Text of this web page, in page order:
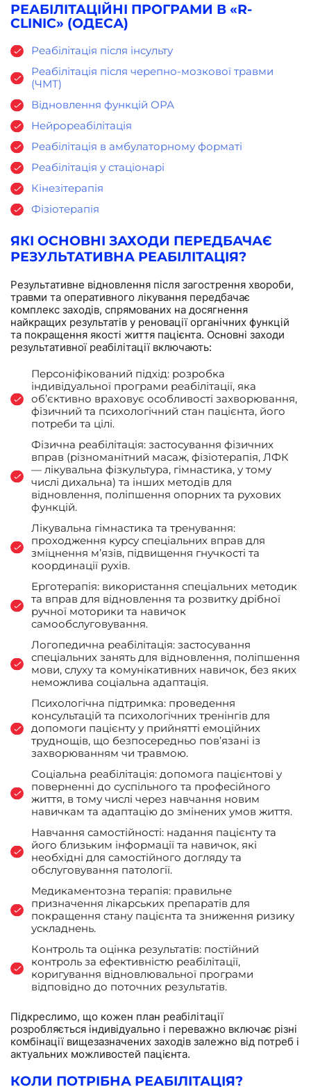
РЕАБІЛІТАЦІЙНІ ПРОГРАМИ В «R-
CLINIC» (ОДЕСА)
Реабілітація після інсульту
Реабілітація після черепно-мозкової травми
(ЧМТ)
Відновлення функцій ОРА
Нейрореабілітація
Реабілітація в амбулаторному форматі
Реабілітація у стаціонарі
Кінезітерапія
Фізіотерапія
ЯКІ ОСНОВНІ ЗАХОДИ ПЕРЕДБАЧАЄ
РЕЗУЛЬТАТИВНА РЕАБІЛІТАЦІЯ?
Результативне відновлення після загострення хвороби,
травми та оперативного лікування передбачає
комплекс заходів, спрямованих на досягнення
найкращих результатів у реновації органічних функцій
та покращення якості життя пацієнта. Основні заходи
результативної реабілітації включають:
Персоніфікований підхід: розробка
індивідуальної програми реабілітації, яка
об’єктивно враховує особливості захворювання,
фізичний та психологічний стан пацієнта, його
потреби та цілі.
Фізична реабілітація: застосування фізичних
вправ (різноманітний масаж, фізіотерапія, ЛФК
— лікувальна фізкультура, гімнастика, у тому
числі дихальна) та інших методів для
відновлення, поліпшення опорних та рухових
функцій.
Лікувальна гімнастика та тренування:
проходження курсу спеціальних вправ для
зміцнення м’язів, підвищення гнучкості та
координації рухів.
Ерготерапія: використання спеціальних методик
та вправ для відновлення та розвитку дрібної
ручної моторики та навичок
самообслуговування.
Логопедична реабілітація: застосування
спеціальних занять для відновлення, поліпшення
мови, слуху та комунікативних навичок, без яких
неможлива соціальна адаптація.
Психологічна підтримка: проведення
консультацій та психологічних тренінгів для
допомоги пацієнту у прийнятті емоційних
труднощів, що безпосередньо пов’язані із
захворюванням чи травмою.
Соціальна реабілітація: допомога пацієнтові у
поверненні до суспільного та професійного
життя, в тому числі через навчання новим
навичкам та адаптацію до змінених умов життя.
Навчання самостійності: надання пацієнту та
його близьким інформації та навичок, які
необхідні для самостійного догляду та
обслуговування патології.
Медикаментозна терапія: правильне
призначення лікарських препаратів для
покращення стану пацієнта та зниження ризику
ускладнень.
Контроль та оцінка результатів: постійний
контроль за ефективністю реабілітації,
коригування відновлювальної програми
відповідно до поточних результатів.
Підкреслимо, що кожен план реабілітації
розробляється індивідуально і переважно включає різні
комбінації вищезазначених заходів залежно від потреб і
актуальних можливостей пацієнта.
КОЛИ ПОТРІБНА РЕАБІЛІТАЦІЯ?